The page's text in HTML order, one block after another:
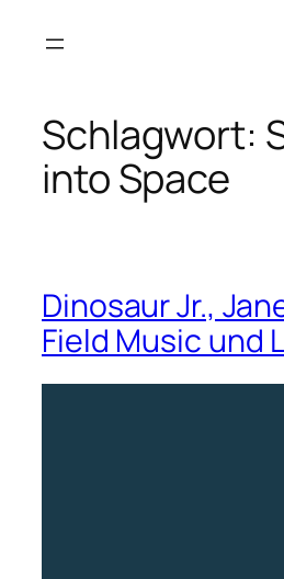
Inhalt
Schlagwort:
into Space
Dinosaur Jr.,
Field Music und